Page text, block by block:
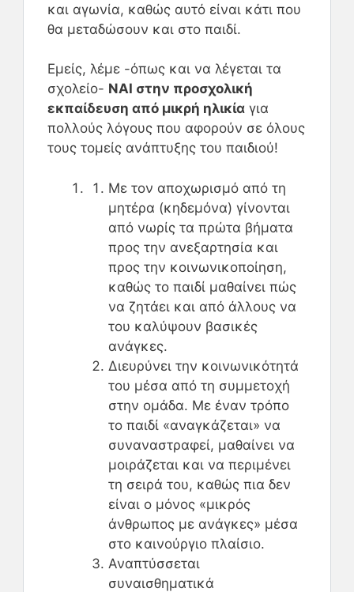
και αγωνία, καθώς αυτό είναι κάτι που
θα μεταδώσουν και στο παιδί.
Εμείς, λέμε -όπως και να λέγεται τα
σχολείο- ΝΑΙ στην προσχολική
εκπαίδευση από μικρή ηλικία για
πολλούς λόγους που αφορούν σε όλους
τους τομείς ανάπτυξης του παιδιού!
Με τον αποχωρισμό από τη
μητέρα (κηδεμόνα) γίνονται
από νωρίς τα πρώτα βήματα
προς την ανεξαρτησία και
προς την κοινωνικοποίηση,
καθώς το παιδί μαθαίνει πώς
να ζητάει και από άλλους να
του καλύψουν βασικές
ανάγκες.
Διευρύνει την κοινωνικότητά
του μέσα από τη συμμετοχή
στην ομάδα. Με έναν τρόπο
το παιδί «αναγκάζεται» να
συναναστραφεί, μαθαίνει να
μοιράζεται και να περιμένει
τη σειρά του, καθώς πια δεν
είναι ο μόνος «μικρός
άνθρωπος με ανάγκες» μέσα
στο καινούργιο πλαίσιο.
Αναπτύσσεται
συναισθηματικά